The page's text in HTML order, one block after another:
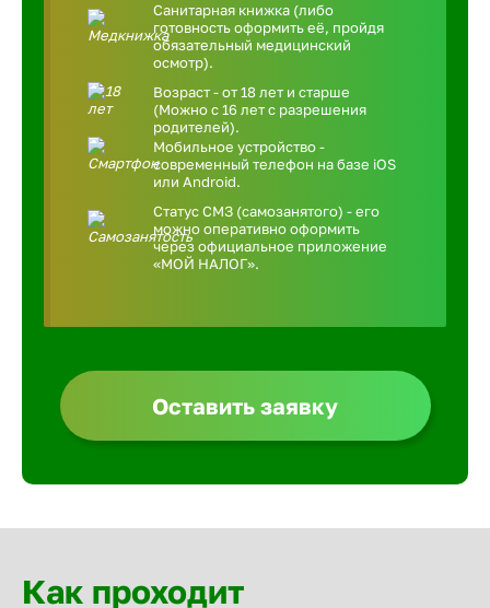
Санитарная книжка (либо
готовность оформить её, пройдя
обязательный медицинский
осмотр).
Возраст - от 18 лет и старше
(Можно с 16 лет с разрешения
родителей).
Мобильное устройство -
современный телефон на базе iOS
или Android.
Статус СМЗ (самозанятого) - его
можно оперативно оформить
через официальное приложение
«МОЙ НАЛОГ».
Оставить заявку
Как проходит